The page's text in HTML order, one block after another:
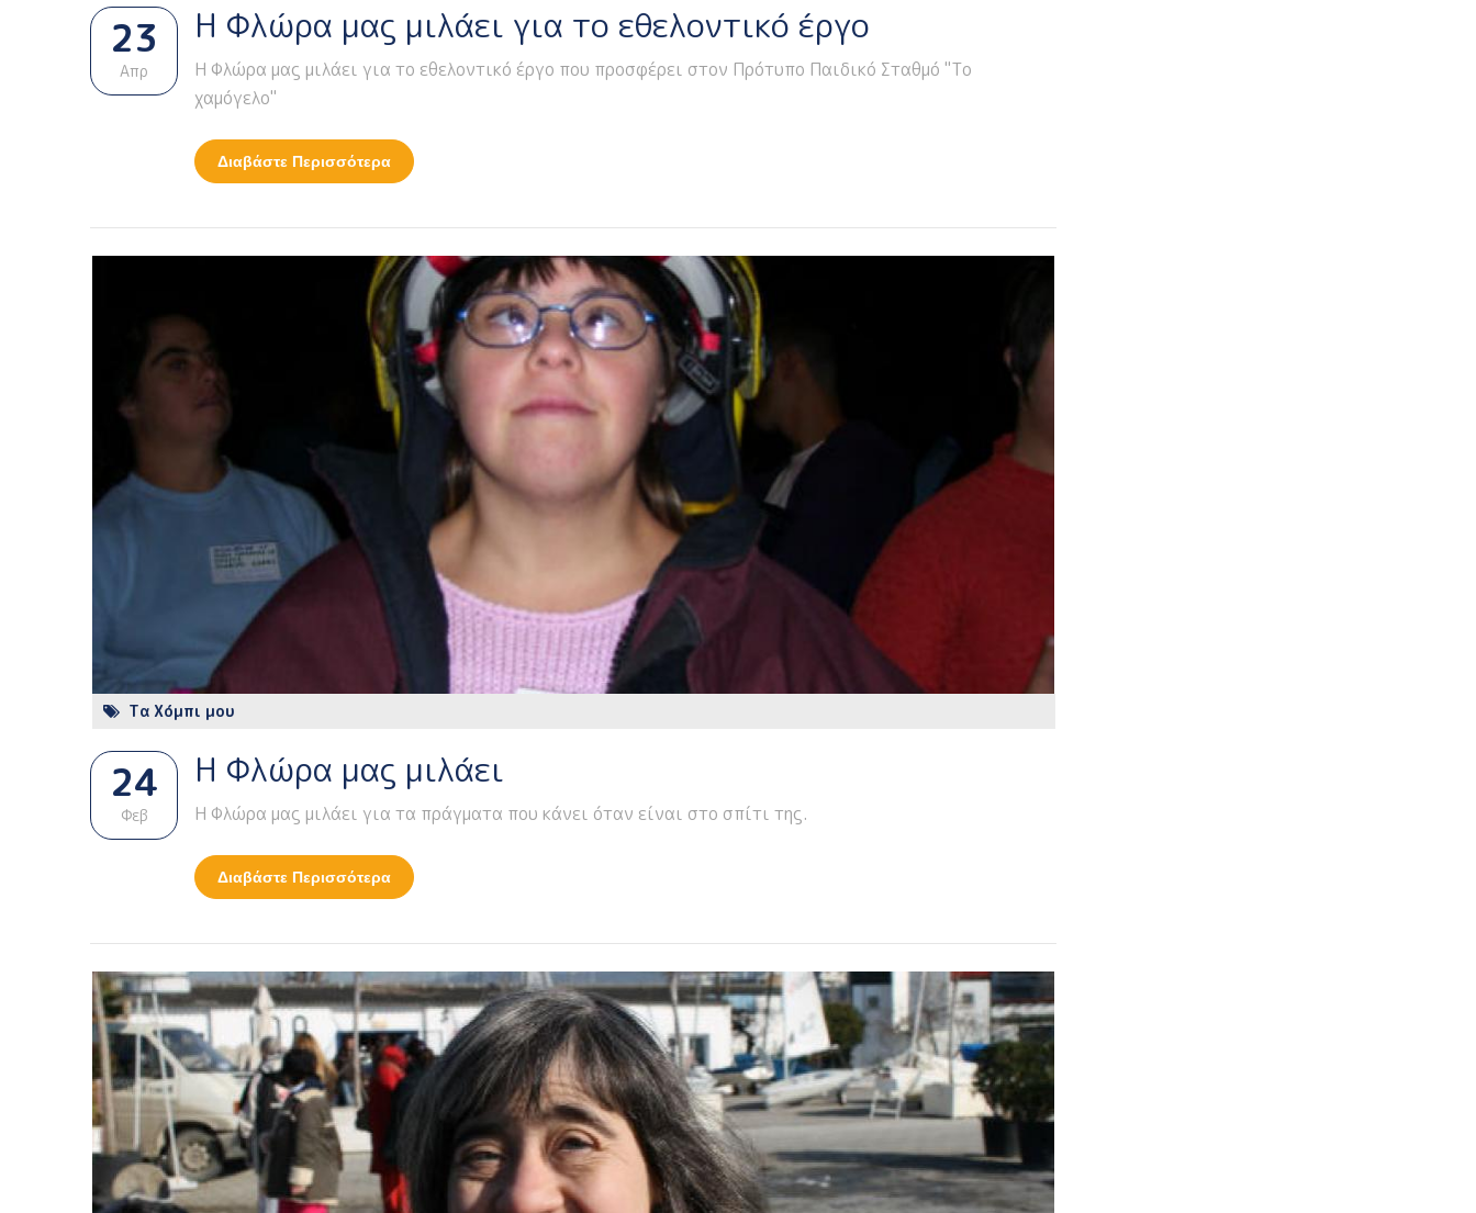
23
Απρ
Η Φλώρα μας μιλάει για το εθελοντικό έργο
Η Φλώρα μας μιλάει για το εθελοντικό έργο που προσφέρει στον Πρότυπο Παιδικό Σταθμό "Το
χαμόγελο"
Διαβάστε Περισσότερα Για Η Φλώρα Μας Μιλάει Για Το Εθελοντικό Έργο
Τα Χόμπι μου
24
Φεβ
Η Φλώρα μας μιλάει
Η Φλώρα μας μιλάει για τα πράγματα που κάνει όταν είναι στο σπίτι της.
Διαβάστε Περισσότερα Για Η Φλώρα Μας Μιλάει